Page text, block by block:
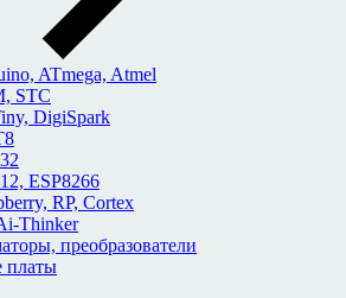
ATmega, Atmel
STC
DigiSpark
ESP8266
RP, Cortex
Thinker
преобразователи
платы